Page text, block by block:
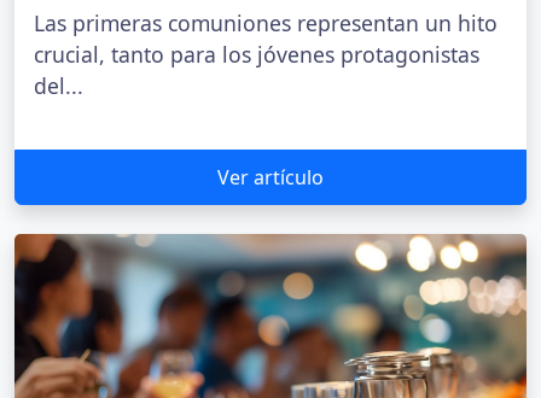
Las primeras comuniones representan un hito
crucial, tanto para los jóvenes protagonistas
del...
Ver artículo